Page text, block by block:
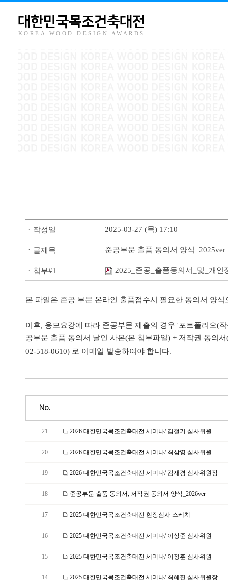
대한민국목조건축대전
KOREA WOOD DESIGN AWARDS
ㆍ작성일 2025-03-27 (목) 17:10
ㆍ글제목 준공부문 출품 동의서 양식_2025ver
ㆍ첨부#1 2025_준공_출품동의서_및_개인
본 파일은 준공 부문 온라인 출품접수시 필요한 동의서 양
이후, 응모요강에 따라 준공부문 제출의 경우 '포트폴리오(
공부문 출품 동의서 날인 사본(본 첨부파일) + 저작권 동의
02-518-0610) 로 이메일 발송하여야 합니다.
No.
21 2026 대한민국목조건축대전 세미나/ 김철기 심사위원
20 2026 대한민국목조건축대전 세미나/ 최삼영 심사위원
19 2026 대한민국목조건축대전 세미나/ 김재경 심사위원장
18 준공부문 출품 동의서, 저작권 동의서 양식_2026ver
17 2025 대한민국목조건축대전 현장심사 스케치
16 2025 대한민국목조건축대전 세미나/ 이상준 심사위원
15 2025 대한민국목조건축대전 세미나/ 이정훈 심사위원
14 2025 대한민국목조건축대전 세미나/ 최혜진 심사위원장